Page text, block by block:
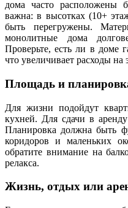
дома часто расположены
важна: в высотках (10+
быть перегружены.
монолитные дома
Проверьте, есть ли в доме
что увеличивает расходы на
Площадь и
Для жизни подойдут
кухней. Для сдачи в
Планировка должна быть
коридоров и маленьких
обратите внимание на
релакса.
Жизнь, отдых или